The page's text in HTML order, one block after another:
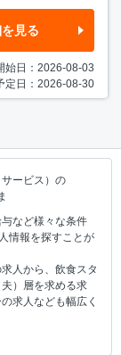
見る
始日：2026-08-03
定日：2026-08-30
ービス）の
など様々な条件
情報を探すことが
人から、飲食スタ
）層を求める求
求人なども幅広く